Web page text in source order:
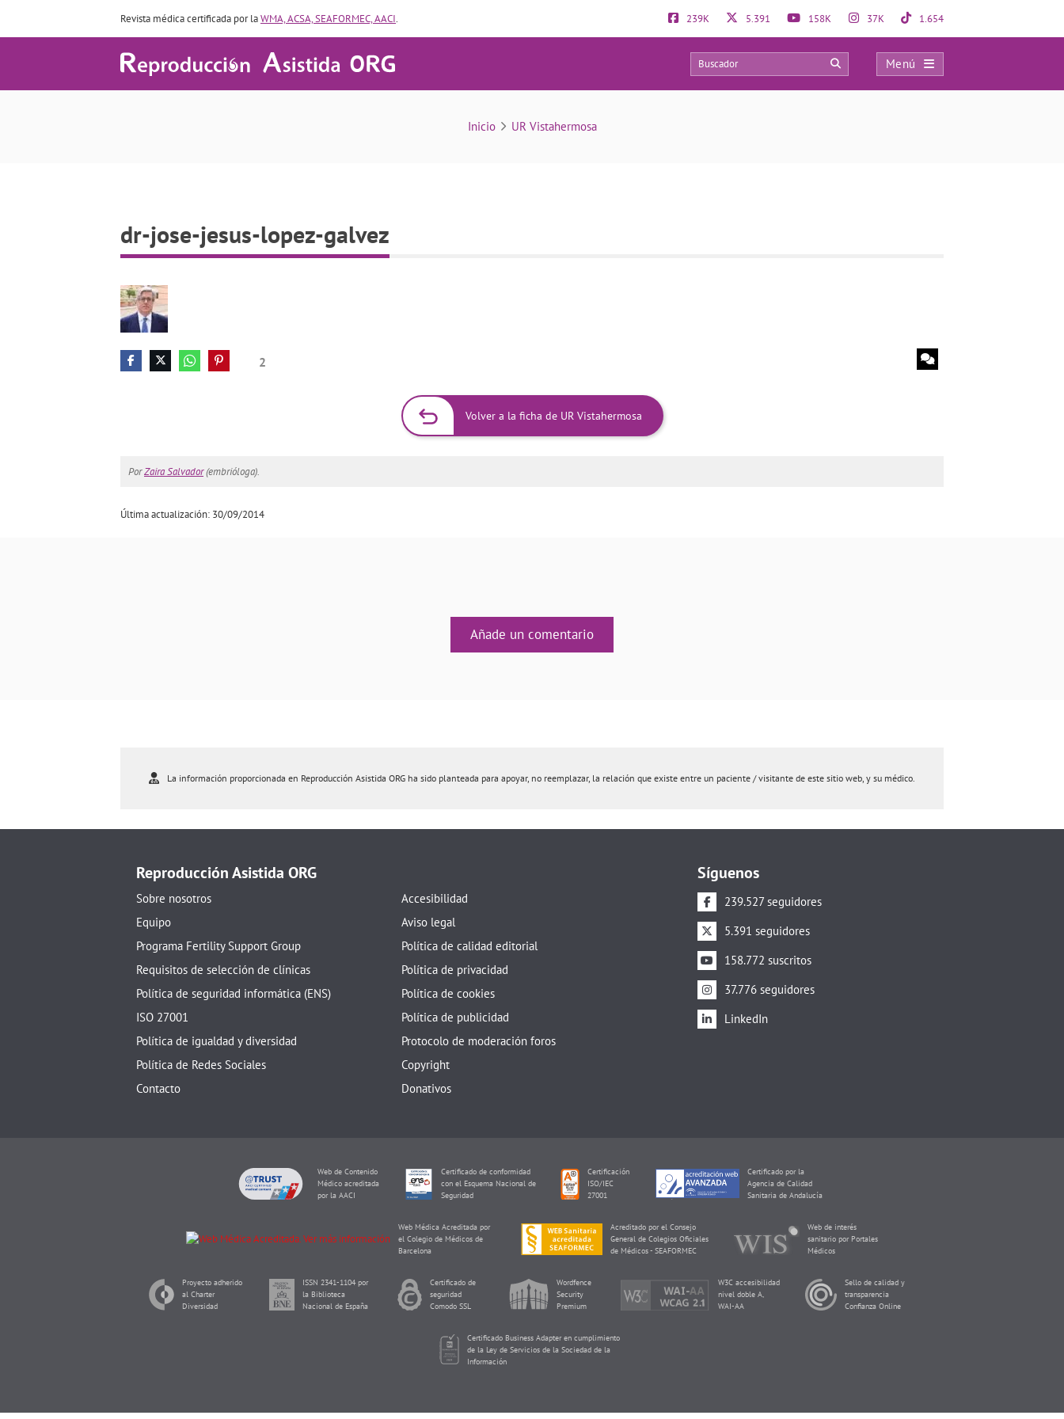
Revista médica certificada por laWMA, ACSA, SEAFORMEC, AACI. 239K 5.391 158K 37K 1.654
Menú
dr-jose-jesus-lopez-galvez
2 0
Inicio UR Vistahermosa
dr-jose-jesus-lopez-galvez
2
Volver a la ficha de UR Vistahermosa
PorZaira Salvador(embrióloga).
Última actualización: 30/09/2014
Añade un comentario
La información proporcionada en Reproducción Asistida ORG ha sido planteada para apoyar, no reemplazar, la relación que existe entre un paciente / visitante de este sitio web, y su médico.
Reproducción Asistida ORG
Sobre nosotros
Equipo
Programa Fertility Support Group
Requisitos de selección de clínicas
Política de seguridad informática (ENS)
ISO 27001
Política de igualdad y diversidad
Política de Redes Sociales
Contacto
Accesibilidad
Aviso legal
Política de calidad editorial
Política de privacidad
Política de cookies
Política de publicidad
Protocolo de moderación foros
Copyright
Donativos
Síguenos
239.527 seguidores
5.391 seguidores
158.772 suscritos
37.776 seguidores
LinkedIn
Web de Contenido
Médico acreditada
por la AACI
Certificado de conformidad
con el Esquema Nacional de
Seguridad
Certificación
ISO/IEC
27001
Certificado por la
Agencia de Calidad
Sanitaria de Andalucía
Web Médica Acreditada por
el Colegio de Médicos de
Barcelona
Acreditado por el Consejo
General de Colegios Oficiales
de Médicos - SEAFORMEC
Web de interés
sanitario por Portales
Médicos
Proyecto adherido
al Charter
Diversidad
ISSN 2341-1104 por
la Biblioteca
Nacional de España
Certificado de
seguridad
Comodo SSL
Wordfence
Security
Premium
W3C accesibilidad
nivel doble A,
WAI-AA
Sello de calidad y
transparencia
Confianza Online
Certificado Business Adapter en cumplimiento
de la Ley de Servicios de la Sociedad de la
Información